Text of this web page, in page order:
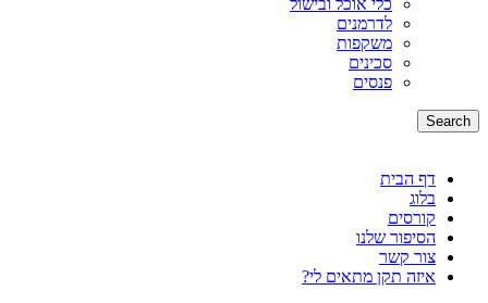
כלי אוכל ובישול
לדרמנים
משקפות
סכינים
פנסים
Search
דף הבית
בלוג
קורסים
הסיפור שלנו
צור קשר
איזה תקן מתאים לי?